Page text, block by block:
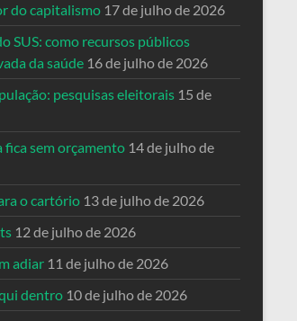
do capitalismo 17 de julho de 2026
SUS: como recursos públicos
da saúde 16 de julho de 2026
pesquisas eleitorais 15 de
fica sem orçamento 14 de julho de
o cartório 13 de julho de 2026
12 de julho de 2026
adiar 11 de julho de 2026
dentro 10 de julho de 2026